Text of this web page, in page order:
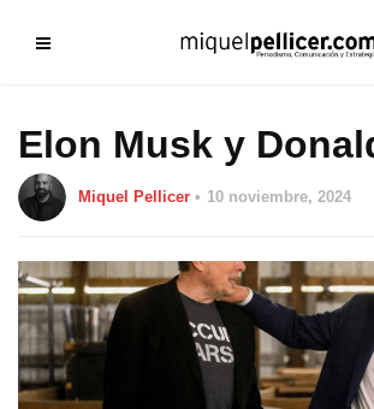
Elon Musk y
Miquel Pellicer 10 noviembre, 2024